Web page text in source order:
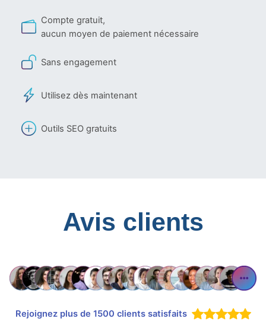
Compte gratuit,
aucun moyen de paiement nécessaire
Sans engagement
Utilisez dès maintenant
Outils SEO gratuits
Avis clients
Rejoignez plus de 1500 clients satisfaits